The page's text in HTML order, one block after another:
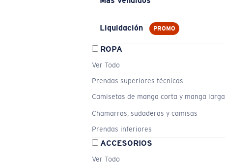
Liquidación PROMO
ROPA
Ver Todo
Prendas superiores técnicas
Camisetas de manga corta y manga larga
Chamarras, sudaderas y camisas
Prendas inferiores
ACCESORIOS
Ver Todo